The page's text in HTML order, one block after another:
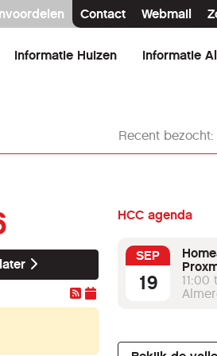
Contact Webmail
Informatie Huizen Informatie
Recent bezocht:
HCC agenda
SEP
19
met
11:00